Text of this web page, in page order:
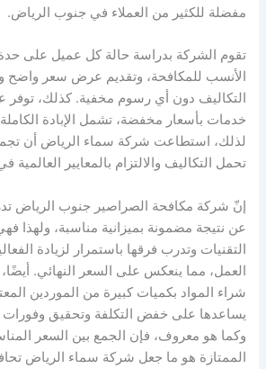
مفضلة للكثير من العملاء في جنوب الرياض.
تقوم الشركة بدراسة حالة كل عميل على حدة
الأنسب للمكافحة، وتقديم عرض سعر
التكاليف دون أي رسوم مخفية. كذلك،
خدمات بأسعار مخفضة، تشمل الإبادة الكاملة
لذلك، استطاعت شركة سماء الرياض أن
تحمل التكاليف والالتزام بالمعايير العالمية
إنّ شركة مكافحة الصراصير جنوب الرياض
عن نتيجة مضمونة بميزانية مناسبة، ولهذا
التقنيات وتدرب فرقها باستمرار لزيادة
العمل، مما ينعكس على السعر النهائي.
شراء المواد بكميات كبيرة من الموردين
يساعدها على خفض التكلفة وتحقيق وفورات
وكما هو معروف، فإن الجمع بين السعر
الممتازة هو ما جعل شركة سماء الرياض